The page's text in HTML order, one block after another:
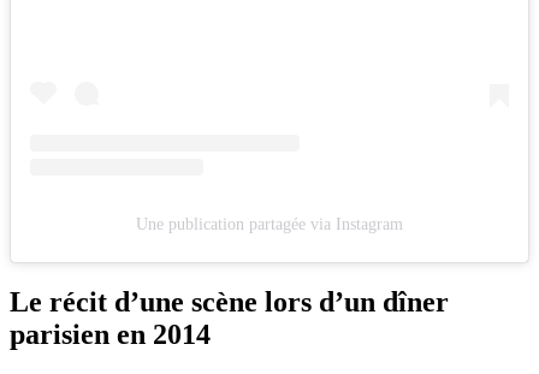
Une publication partagée via Instagram
Le récit d’une scène lors d’un dîner
parisien en 2014